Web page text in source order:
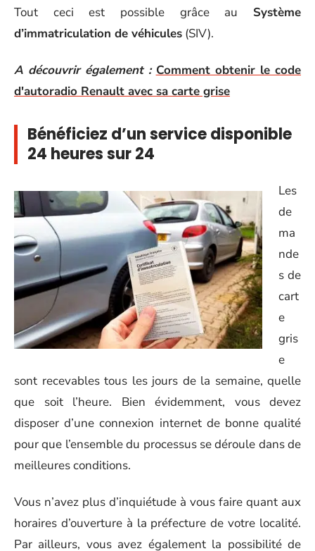
Tout ceci est possible grâce au Système
d’immatriculation de véhicules (SIV).
A découvrir également : Comment obtenir le code
d'autoradio Renault avec sa carte grise
Bénéficiez d’un service disponible
24 heures sur 24
Les
de
ma
nde
s de
cart
e
gris
e
sont recevables tous les jours de la semaine, quelle
que soit l’heure. Bien évidemment, vous devez
disposer d’une connexion internet de bonne qualité
pour que l’ensemble du processus se déroule dans de
meilleures conditions.
Vous n’avez plus d’inquiétude à vous faire quant aux
horaires d’ouverture à la préfecture de votre localité.
Par ailleurs, vous avez également la possibilité de